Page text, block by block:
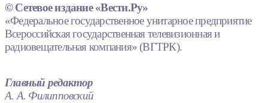
© Сетевое издание «Вести.Ру»
«Федеральное государственное унитарное предприятие
Всероссийская государственная телевизионная и
радиовещательная компания» (ВГТРК).
Главный редактор
А. А. Филипповский